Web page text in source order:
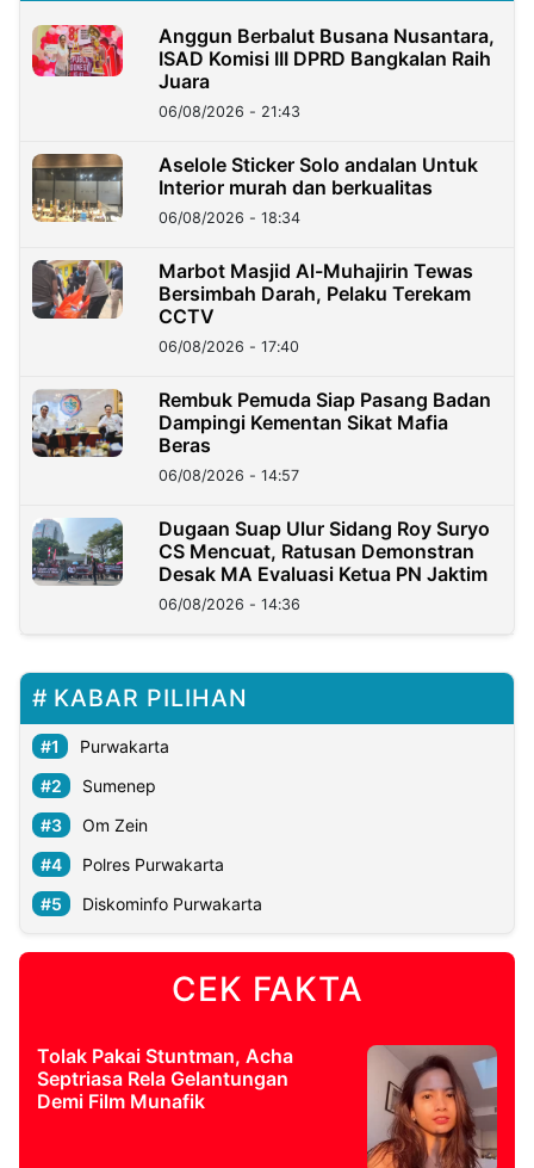
Anggun Berbalut Busana Nusantara,
ISAD Komisi III DPRD Bangkalan Raih
Juara
06/08/2026 - 21:43
Aselole Sticker Solo andalan Untuk
Interior murah dan berkualitas
06/08/2026 - 18:34
Marbot Masjid Al-Muhajirin Tewas
Bersimbah Darah, Pelaku Terekam
CCTV
06/08/2026 - 17:40
Rembuk Pemuda Siap Pasang Badan
Dampingi Kementan Sikat Mafia
Beras
06/08/2026 - 14:57
Dugaan Suap Ulur Sidang Roy Suryo
CS Mencuat, Ratusan Demonstran
Desak MA Evaluasi Ketua PN Jaktim
06/08/2026 - 14:36
KABAR PILIHAN
Purwakarta
Sumenep
Om Zein
Polres Purwakarta
Diskominfo Purwakarta
CEK FAKTA
Tolak Pakai Stuntman, Acha
Septriasa Rela Gelantungan
Demi Film Munafik